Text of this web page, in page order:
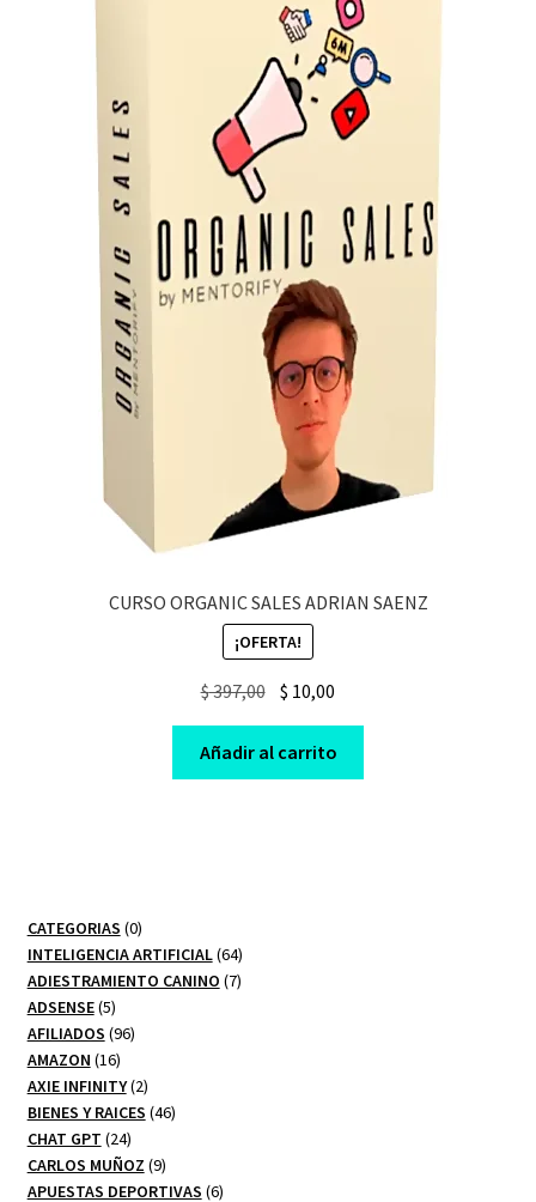
CURSO ORGANIC SALES ADRIAN SAENZ
¡OFERTA!
$397,00 Original
price
was:
$ 397,00.
$ 10,00
price
is:
$ 10,00.
Añadir al carrito
CATEGORIAS 00
productos
INTELIGENCIA ARTIFICIAL 6464
productos
ADIESTRAMIENTO CANINO 77
ADSENSE 55
productos
AFILIADOS 9696
AMAZON 1616
productos
AXIE INFINITY 22
productos
BIENES Y RAICES 4646
CHAT GPT 2424
productos
CARLOS MUÑOZ 99
productos
APUESTAS DEPORTIVAS 66